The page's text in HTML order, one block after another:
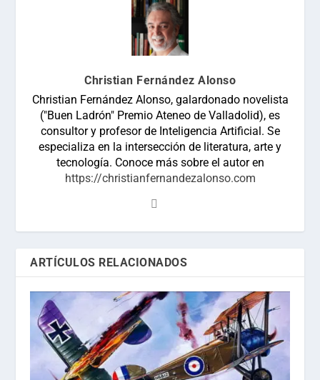
Christian Fernández Alonso
Christian Fernández Alonso, galardonado novelista
("Buen Ladrón" Premio Ateneo de Valladolid), es
consultor y profesor de Inteligencia Artificial. Se
especializa en la intersección de literatura, arte y
tecnología. Conoce más sobre el autor en
https://christianfernandezalonso.com
ARTÍCULOS RELACIONADOS